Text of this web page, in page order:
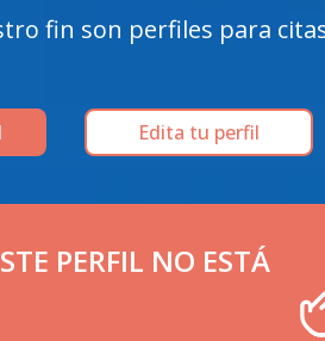
fin son perfiles para
Edita tu perfil
PERFIL NO ESTÁ